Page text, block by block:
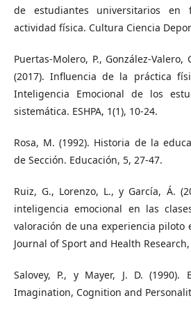
de estudiantes universitarios
actividad física. Cultura Ciencia
Puertas-Molero, P., González-Valero,
(2017). Influencia de la práctica
Inteligencia Emocional de los
sistemática. ESHPA, 1(1), 10-24.
Rosa, M. (1992). Historia de la
de Sección. Educación, 5, 27-47.
Ruiz, G., Lorenzo, L., y García, Á.
inteligencia emocional en las
valoración de una experiencia piloto
Journal of Sport and Health Research,
Salovey, P., y Mayer, J. D. (1990).
Imagination, Cognition and